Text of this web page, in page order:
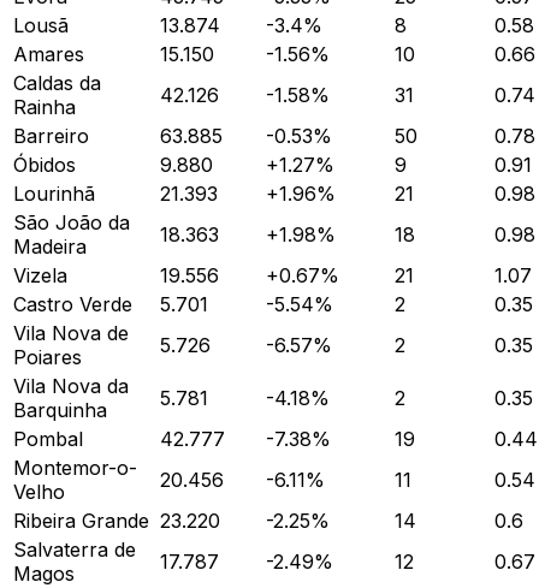
Lousã
13.874 -3.4% 8
0.58
Amares
15.150 -1.56% 10
0.66
Caldas da
Rainha
42.126 -1.58% 31
0.74
Barreiro
63.885 -0.53% 50
0.78
Óbidos
9.880 +1.27% 9
0.91
Lourinhã
21.393 +1.96% 21
0.98
São João da
Madeira
18.363 +1.98% 18
0.98
Vizela
19.556 +0.67% 21
1.07
Castro Verde
5.701 -5.54% 2
0.35
Vila Nova de
Poiares
5.726 -6.57% 2
0.35
Vila Nova da
Barquinha
5.781 -4.18% 2
0.35
Pombal
42.777 -7.38% 19
0.44
Montemor-o-
Velho
20.456 -6.11% 11
0.54
Ribeira Grande 23.220 -2.25% 14
0.6
Salvaterra de
Magos
17.787 -2.49% 12
0.67